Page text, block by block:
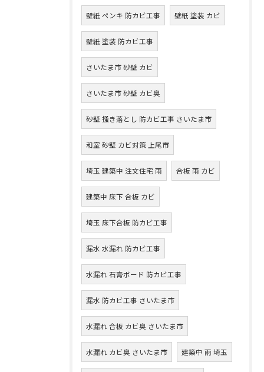
壁紙 ペンキ 防カビ工事 壁紙 塗装 カビ
壁紙 塗装 防カビ工事
さいたま市 砂壁 カビ
さいたま市 砂壁 カビ臭
砂壁 掻き落とし 防カビ工事 さいたま市
和室 砂壁 カビ対策 上尾市
埼玉 建築中 注文住宅 雨 合板 雨 カビ
建築中 床下 合板 カビ
埼玉 床下合板 防カビ工事
漏水 水漏れ 防カビ工事
水漏れ 石膏ボード 防カビ工事
漏水 防カビ工事 さいたま市
水漏れ 合板 カビ臭 さいたま市
水漏れ カビ臭 さいたま市 建築中 雨 埼玉